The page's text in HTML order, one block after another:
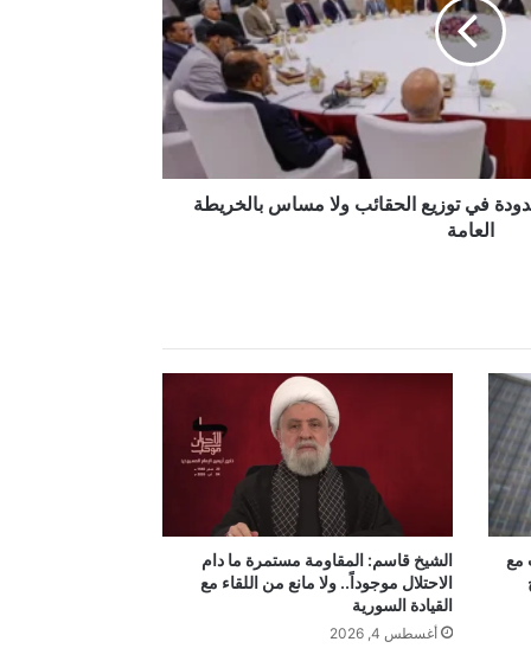
في توزيع الحقائب ولا مساس بالخريطة
العامة
مع
الشيخ قاسم: المقاومة مستمرة ما دام
الاحتلال موجوداً.. ولا مانع من اللقاء مع
القيادة السورية
أغسطس 4, 2026